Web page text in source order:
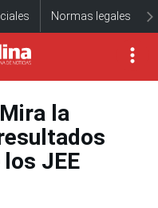
Normas legales
la
JEE